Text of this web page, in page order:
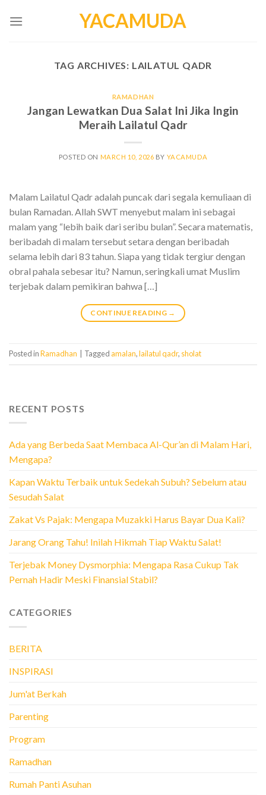
YACAMUDA
TAG ARCHIVES: LAILATUL QADR
RAMADHAN
Jangan Lewatkan Dua Salat Ini Jika Ingin
Meraih Lailatul Qadr
POSTED ON MARCH 10, 2026 BY YACAMUDA
Malam Lailatul Qadr adalah puncak dari segala kemuliaan di
bulan Ramadan. Allah SWT menyebut malam ini sebagai
malam yang “lebih baik dari seribu bulan”. Secara matematis,
beribadah di malam tersebut setara dengan beribadah
selama lebih dari 83 tahun. Siapa yang tidak tergiur dengan
obral pahala sebesar itu? Namun, seringkali umat Muslim
terjebak dalam pemikiran bahwa […]
CONTINUE READING →
Posted inRamadhan Taggedamalan,lailatul qadr, sholat
RECENT POSTS
Ada yang Berbeda Saat Membaca Al-Qur’an di Malam Hari,
Mengapa?
Kapan Waktu Terbaik untuk Sedekah Subuh? Sebelum atau
Sesudah Salat
Zakat Vs Pajak: Mengapa Muzakki Harus Bayar Dua Kali?
Jarang Orang Tahu! Inilah Hikmah Tiap Waktu Salat!
Terjebak Money Dysmorphia: Mengapa Rasa Cukup Tak
Pernah Hadir Meski Finansial Stabil?
CATEGORIES
BERITA
INSPIRASI
Jum'at Berkah
Parenting
Program
Ramadhan
Rumah Panti Asuhan